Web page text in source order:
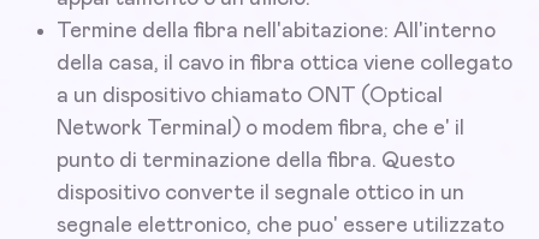
Termine della fibra nell'abitazione: All'interno
della casa, il cavo in fibra ottica viene collegato
a un dispositivo chiamato ONT (Optical
Network Terminal) o modem fibra, che e' il
punto di terminazione della fibra. Questo
dispositivo converte il segnale ottico in un
segnale elettronico, che puo' essere utilizzato